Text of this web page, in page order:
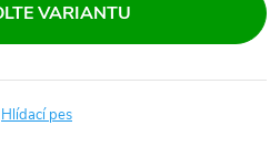
VARIANTU
Hlídací pes